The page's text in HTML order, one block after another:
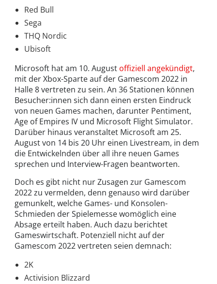
Red Bull
Sega
THQ Nordic
Ubisoft
Microsoft hat am 10. August offiziell angekündigt,
mit der Xbox-Sparte auf der Gamescom 2022 in
Halle 8 vertreten zu sein. An 36 Stationen können
Besucher:innen sich dann einen ersten Eindruck
von neuen Games machen, darunter Pentiment,
Age of Empires IV und Microsoft Flight Simulator.
Darüber hinaus veranstaltet Microsoft am 25.
August von 14 bis 20 Uhr einen Livestream, in dem
die Entwickelnden über all ihre neuen Games
sprechen und Interview-Fragen beantworten.
Doch es gibt nicht nur Zusagen zur Gamescom
2022 zu vermelden, denn genauso wird darüber
gemunkelt, welche Games- und Konsolen-
Schmieden der Spielemesse womöglich eine
Absage erteilt haben. Auch dazu berichtet
Gameswirtschaft. Potenziell nicht auf der
Gamescom 2022 vertreten seien demnach:
2K
Activision Blizzard